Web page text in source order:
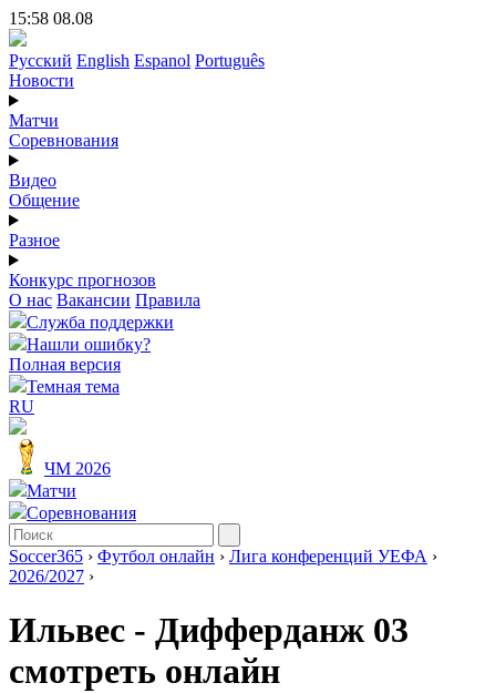
15:58 08.08
Русский English Espanol Português
Новости
Матчи
Соревнования
Видео
Общение
Разное
Конкурс прогнозов
О нас Вакансии Правила
Служба поддержки
Нашли ошибку?
Полная версия
Темная тема
RU
ЧМ 2026
Матчи
Соревнования
Soccer365 › Футбол онлайн › Лига конференций УЕФА ›
2026/2027 ›
Ильвес - Дифферданж 03
смотреть онлайн